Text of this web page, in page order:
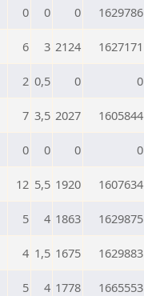
0 0 0 1629786
6 3 2124 1627171
2 0,5 0 0
7 3,5 2027 1605844
0 0 0 0
12 5,5 1920 1607634
5 4 1863 1629875
4 1,5 1675 1629883
5 4 1778 1665553